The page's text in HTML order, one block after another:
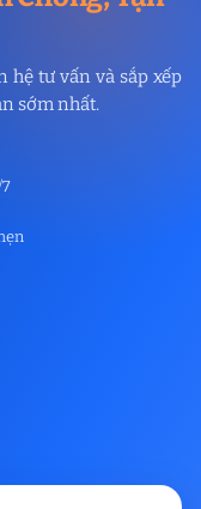
hệ tư vấn và sắp xếp
sớm nhất.